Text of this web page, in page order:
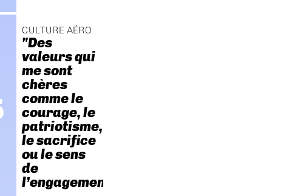
CULTURE AÉRO
"Des
valeurs qui
me sont
chères
comme le
courage, le
patriotisme,
le sacrifice
ou le sens
de
l’engagement."